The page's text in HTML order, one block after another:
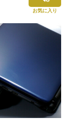
お気に入り